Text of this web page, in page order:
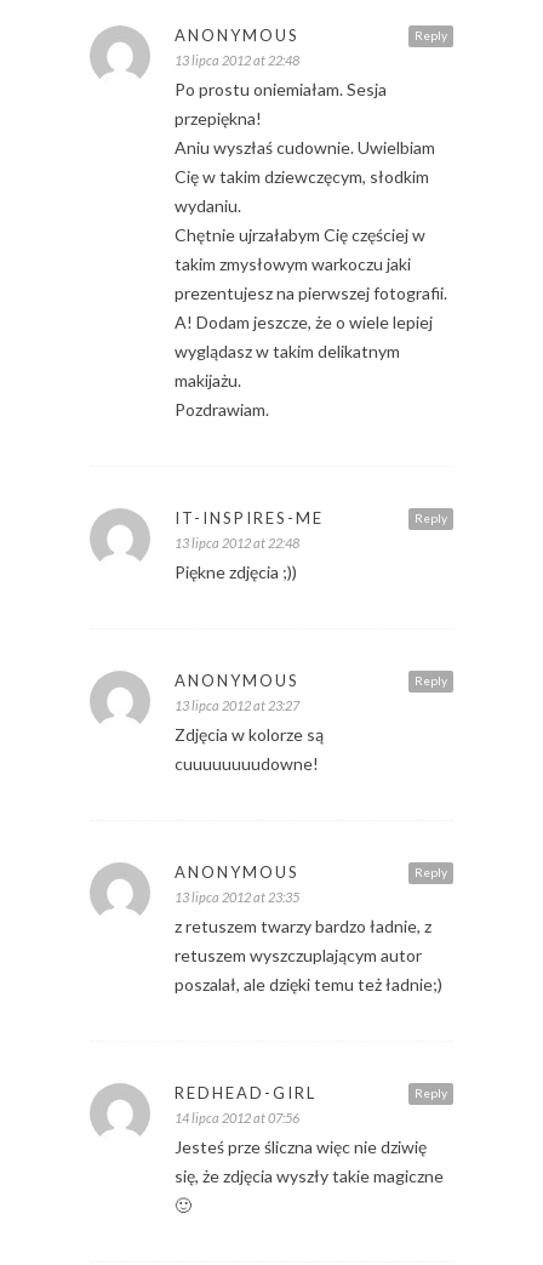
Reply
ANONYMOUS
13 lipca 2012 at 22:48
Po prostu oniemiałam. Sesja
przepiękna!
Aniu wyszłaś cudownie. Uwielbiam
Cię w takim dziewczęcym, słodkim
wydaniu.
Chętnie ujrzałabym Cię częściej w
takim zmysłowym warkoczu jaki
prezentujesz na pierwszej fotografii.
A! Dodam jeszcze, że o wiele lepiej
wyglądasz w takim delikatnym
makijażu.
Pozdrawiam.
Reply
IT-INSPIRES-ME
13 lipca 2012 at 22:48
Piękne zdjęcia ;))
Reply
ANONYMOUS
13 lipca 2012 at 23:27
Zdjęcia w kolorze są
cuuuuuuuudowne!
Reply
ANONYMOUS
13 lipca 2012 at 23:35
z retuszem twarzy bardzo ładnie, z
retuszem wyszczuplającym autor
poszalał, ale dzięki temu też ładnie;)
Reply
REDHEAD-GIRL
14 lipca 2012 at 07:56
Jesteś prze śliczna więc nie dziwię
się, że zdjęcia wyszły takie magiczne
🙂